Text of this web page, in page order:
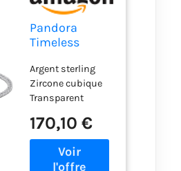
Pandora
Timeless
en argent
sterling avec
zircones
cubiques
transparentes,
18
Argent sterling
Zircone cubique
Transparent
170,10 €